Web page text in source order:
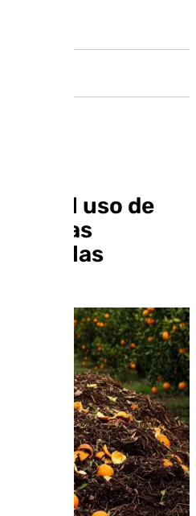
el uso de
en las
agrícolas